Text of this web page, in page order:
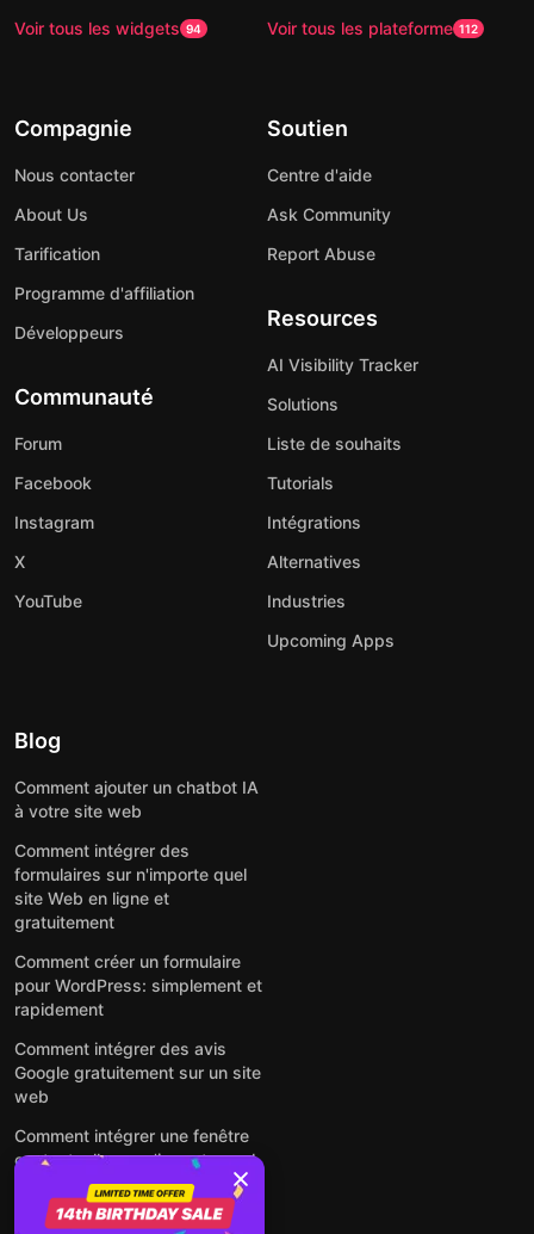
Voir tous les widgets 94
Voir tous les plateforme 112
Compagnie
Nous contacter
About Us
Tarification
Programme d'affiliation
Développeurs
Communauté
Forum
Facebook
Instagram
X
YouTube
Soutien
Centre d'aide
Ask Community
Report Abuse
Resources
AI Visibility Tracker
Solutions
Liste de souhaits
Tutorials
Intégrations
Alternatives
Industries
Upcoming Apps
Blog
Comment ajouter un chatbot IA
à votre site web
Comment intégrer des
formulaires sur n'importe quel
site Web en ligne et
gratuitement
Comment créer un formulaire
pour WordPress: simplement et
rapidement
Comment intégrer des avis
Google gratuitement sur un site
web
Comment intégrer une fenêtre
contextuelle sur n'importe quel
Voir tous les articles